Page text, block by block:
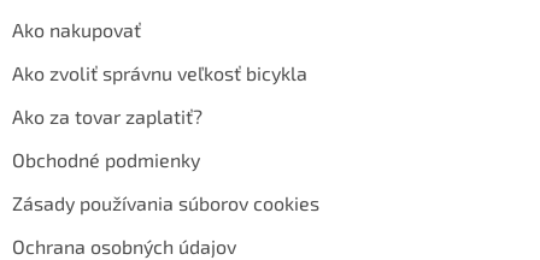
Ako nakupovať
Ako zvoliť správnu veľkosť bicykla
Ako za tovar zaplatiť?
Obchodné podmienky
Zásady používania súborov cookies
Ochrana osobných údajov